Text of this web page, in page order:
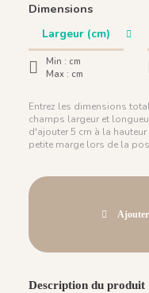
Dimensions
Min : cm
Max : cm
Entrez les dimensions
champs largeur et
d'ajouter 5 cm à la
petite marge lors de la
Description du produit